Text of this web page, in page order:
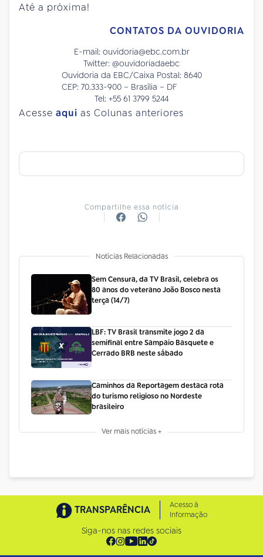
Até a próxima!
CONTATOS DA OUVIDORIA
E-mail: ouvidoria@ebc.com.br
Twitter: @ouvidoriadaebc
Ouvidoria da EBC/Caixa Postal: 8640
CEP: 70.333-900 – Brasília – DF
Tel: +55 61 3799 5244
Acesse aqui as Colunas anteriores
Compartilhe essa notícia
Notícias Relacionadas
Sem Censura, da TV Brasil, celebra os
80 anos do veterano João Bosco nesta
terça (14/7)
LBF: TV Brasil transmite jogo 2 da
semifinal entre Sampaio Basquete e
Cerrado BRB neste sábado
Caminhos da Reportagem destaca rota
do turismo religioso no Nordeste
brasileiro
Ver mais notícias +
TRANSPARÊNCIA
Acesso à
Informação
Siga-nos nas redes sociais